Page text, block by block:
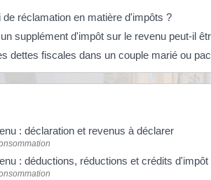
de réclamation en matière d'impôts ?
supplément d'impôt sur le revenu peut-il
dettes fiscales dans un couple marié ou
: déclaration et revenus à déclarer
: déductions, réductions et crédits d'impôt